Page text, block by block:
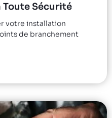
Toute Sécurité
votre installation
de branchement